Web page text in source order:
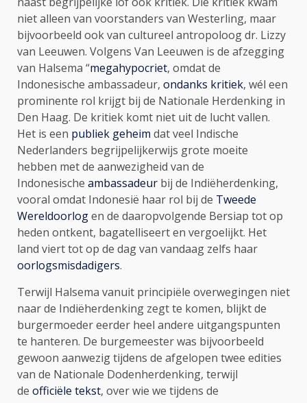
niet alleen van voorstanders van Westerling, maar
bijvoorbeeld ook van cultureel antropoloog dr. Lizzy
van Leeuwen. Volgens Van Leeuwen is de afzegging
van Halsema “megahypocriet, omdat de
Indonesische ambassadeur, ondanks kritiek, wél een
prominente rol krijgt bij de Nationale Herdenking in
Den Haag. De kritiek komt niet uit de lucht vallen.
Het is een publiek geheim dat veel Indische
Nederlanders begrijpelijkerwijs grote moeite
hebben met de aanwezigheid van de
Indonesische ambassadeur bij de Indiëherdenking,
vooral omdat Indonesië haar rol bij de Tweede
Wereldoorlogen de daaropvolgende Bersiap tot op
heden ontkent, bagatelliseert en vergoelijkt. Het
land viert tot op de dag van vandaag zelfs haar
oorlogsmisdadigers.
Terwijl Halsema vanuit principiële overwegingen niet
naar de Indiëherdenking zegt te komen, blijkt de
burgermoeder eerder heel andere uitgangspunten
te hanteren. De burgemeester was bijvoorbeeld
gewoon aanwezig tijdens de afgelopen twee edities
van de Nationale Dodenherdenking, terwijl
de officiële tekst, over wie we tijdens de